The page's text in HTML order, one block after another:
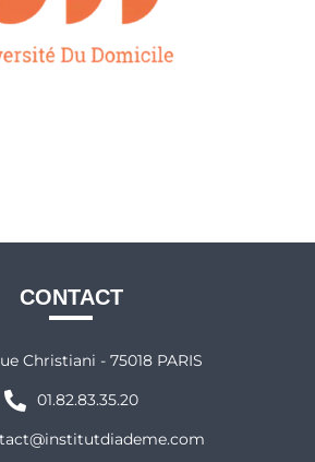
CONTACT
Christiani - 75018 PARIS
01.82.83.35.20